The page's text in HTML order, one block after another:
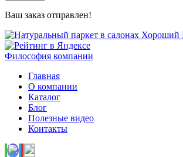
Ваш заказ отправлен!
Философия компании
Главная
О компании
Каталог
Блог
Полезные видео
Контакты